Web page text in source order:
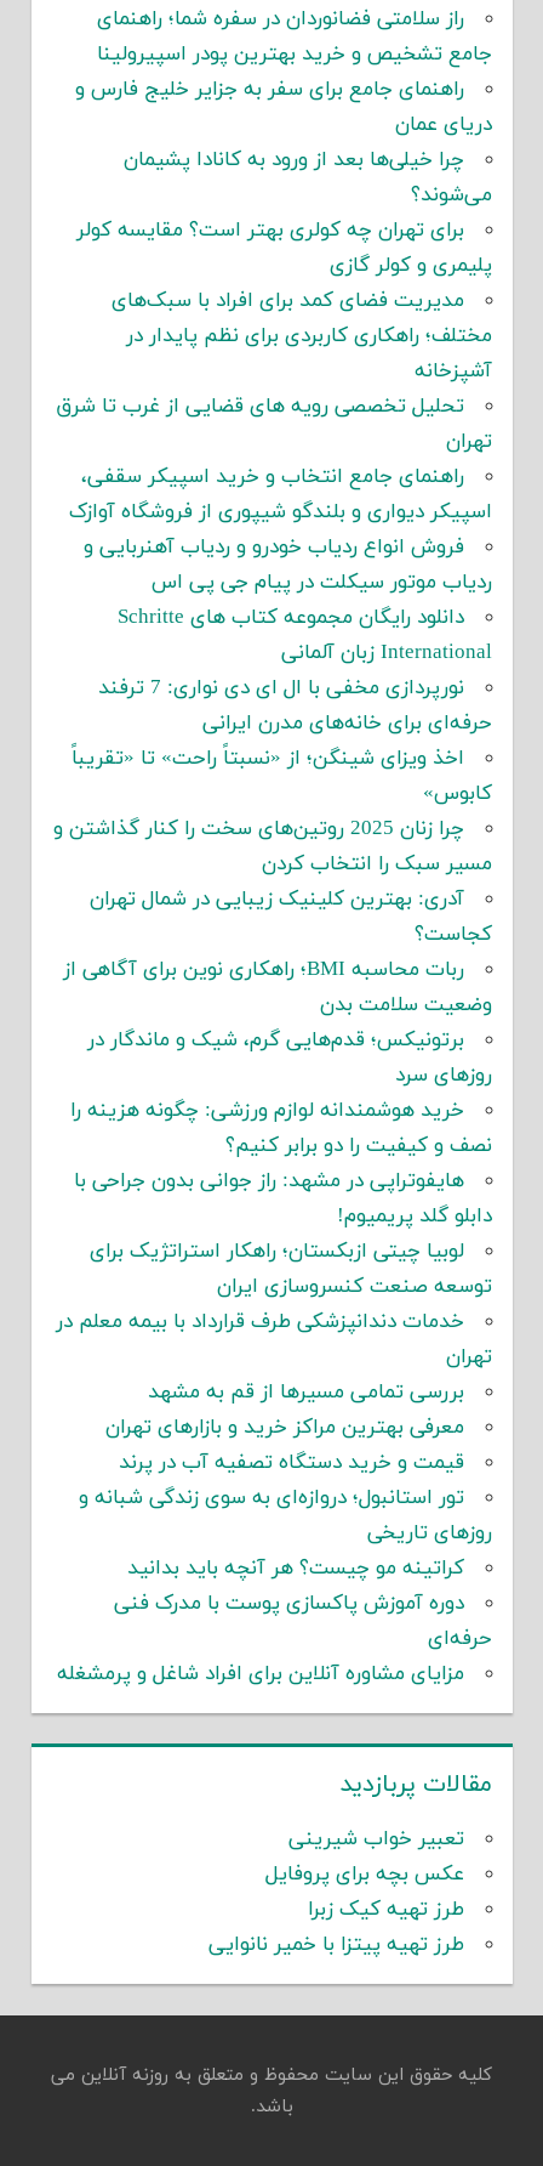
راز سلامتی فضانوردان در سفره شما؛ راهنمای
جامع تشخیص و خرید بهترین پودر اسپیرولینا
راهنمای جامع برای سفر به جزایر خلیج فارس و
دریای عمان
چرا خیلی‌ها بعد از ورود به کانادا پشیمان
می‌شوند؟
برای تهران چه کولری بهتر است؟ مقایسه کولر
پلیمری و کولر گازی
مدیریت فضای کمد برای افراد با سبک‌های
مختلف؛ راهکاری کاربردی برای نظم پایدار در
آشپزخانه
تحلیل تخصصی رویه های قضایی از غرب تا شرق
تهران
راهنمای جامع انتخاب و خرید اسپیکر سقفی،
اسپیکر دیواری و بلندگو شیپوری از فروشگاه آوازک
فروش انواع ردیاب خودرو و ردیاب آهنربایی و
ردیاب موتور سیکلت در پیام جی پی اس
دانلود رایگان مجموعه کتاب های Schritte
International زبان آلمانی
نورپردازی مخفی با ال ای دی نواری: 7 ترفند
حرفه‌ای برای خانه‌های مدرن ایرانی
اخذ ویزای شینگن؛ از «نسبتاً راحت» تا «تقریباً
کابوس»
چرا زنان 2025 روتین‌های سخت را کنار گذاشتن و
مسیر سبک را انتخاب کردن
آدری: بهترین کلینیک زیبایی در شمال تهران
کجاست؟
ربات محاسبه BMI؛ راهکاری نوین برای آگاهی از
وضعیت سلامت بدن
برتونیکس؛ قدم‌هایی گرم، شیک و ماندگار در
روزهای سرد
خرید هوشمندانه لوازم ورزشی: چگونه هزینه را
نصف و کیفیت را دو برابر کنیم؟
هایفوتراپی در مشهد: راز جوانی بدون جراحی با
دابلو گلد پریمیوم!
لوبیا چیتی ازبکستان؛ راهکار استراتژیک برای
توسعه صنعت کنسروسازی ایران
خدمات دندانپزشکی طرف قرارداد با بیمه معلم در
تهران
بررسی تمامی مسیرها از قم به مشهد
معرفی بهترین مراکز خرید و بازارهای تهران
قیمت و خرید دستگاه تصفیه آب در پرند
تور استانبول؛ دروازه‌ای به سوی زندگی شبانه و
روزهای تاریخی
کراتینه مو چیست؟ هر آنچه باید بدانید
دوره آموزش پاکسازی پوست با مدرک فنی
حرفه‌ای
مزایای مشاوره آنلاین برای افراد شاغل و پرمشغله
مقالات پربازدید
تعبیر خواب شیرینی
عکس بچه برای پروفایل
طرز تهیه کیک زبرا
طرز تهیه پیتزا با خمیر نانوایی
کلیه حقوق این سایت محفوظ و متعلق به روزنه آنلاین می
باشد.